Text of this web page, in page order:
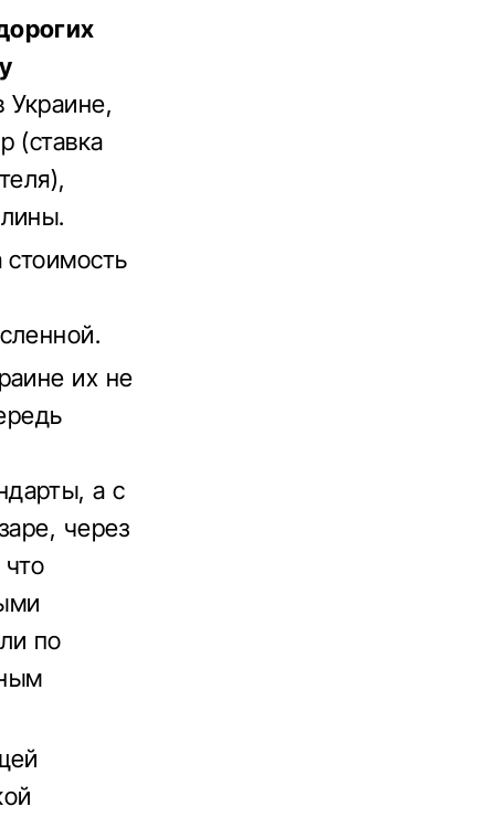
Украине,
(ставка
их не
а с
через
по